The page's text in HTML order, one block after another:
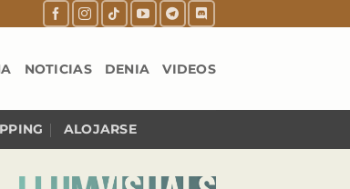
NOTICIAS DENIA VIDEOS
ALOJARSE